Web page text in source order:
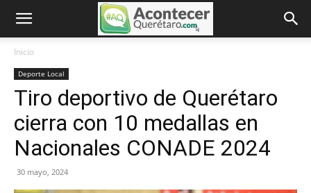
Inicio
Deporte Local
Tiro deportivo de Querétaro
cierra con 10 medallas en
Nacionales CONADE 2024
30 mayo, 2024